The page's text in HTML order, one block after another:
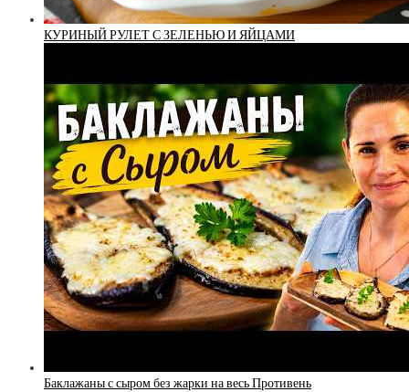
КУРИНЫЙ РУЛЕТ С ЗЕЛЕНЬЮ И ЯЙЦАМИ
Баклажаны с сыром без жарки на весь Противень